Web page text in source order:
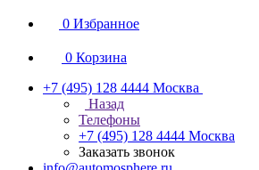
0 Избранное
0 Корзина
+7 (495) 128 4444 Москва
Назад
Телефоны
+7 (495) 128 4444 Москва
Заказать звонок